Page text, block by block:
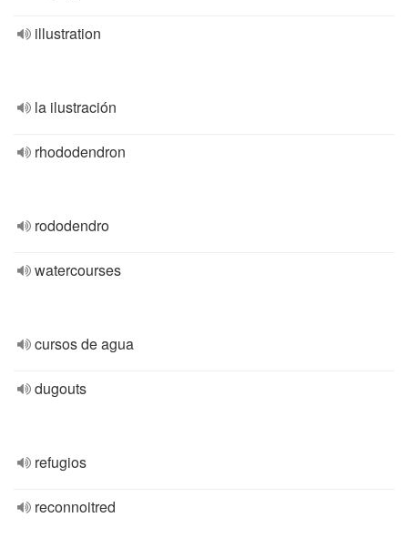
illustration
la ilustración
rhododendron
rododendro
watercourses
cursos de agua
dugouts
refugios
reconnoitred